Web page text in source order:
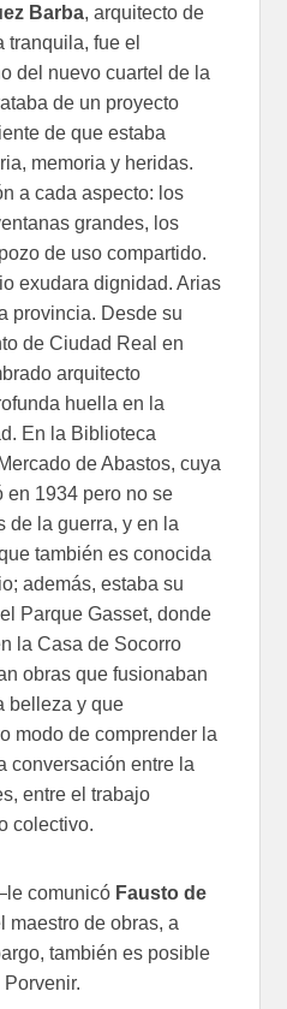
Barba, arquitecto de
tranquila, fue el
del nuevo cuartel de la
de un proyecto
de que estaba
memoria y heridas.
a cada aspecto: los
grandes, los
de uso compartido.
exudara dignidad. Arias
provincia. Desde su
de Ciudad Real en
arquitecto
huella en la
En la Biblioteca
de Abastos, cuya
en 1934 pero no se
de la guerra, y en la
también es conocida
además, estaba su
Parque Gasset, donde
la Casa de Socorro
obras que fusionaban
belleza y que
modo de comprender la
conversación entre la
entre el trabajo
colectivo.
comunicó Fausto de
maestro de obras, a
también es posible